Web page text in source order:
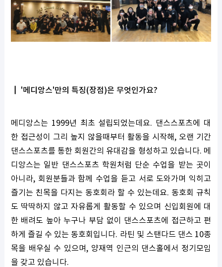
┃ '메디앙스'만의 특징(장점)은 무엇인가요?
메디앙스는 1999년 최초 설립되었는데요. 댄스스포츠에 대
한 접근성이 그리 높지 않을때부터 활동을 시작해, 오랜 기간
댄스스포츠를 통한 회원간의 유대감을 형성하고 있습니다. 메
디앙스는 일반 댄스스포츠 학원처럼 단순 수업을 받는 곳이
아니라, 회원분들과 함께 수업을 듣고 서로 도와가며 익히고
즐기는 친목을 다지는 동호회라 할 수 있는데요. 동호회 규칙
도 딱딱하지 않고 자유롭게 활동할 수 있으며 신입회원에 대
한 배려도 높아 누구나 부담 없이 댄스스포츠에 접근하고 편
하게 즐길 수 있는 동호회입니다. 라틴 및 스탠다드 댄스 10종
목을 배우실 수 있으며, 양재역 인근의 댄스홀에서 정기모임
을 갖고 있습니다.